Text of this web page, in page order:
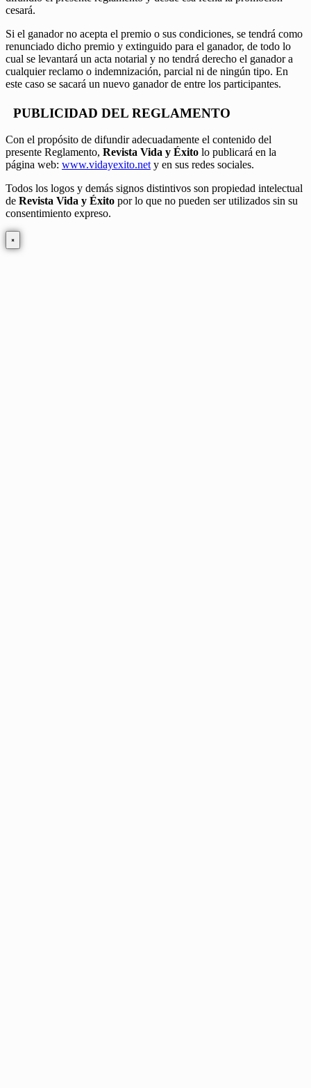
cesará.
Si el ganador no acepta el premio o sus condiciones, se tendrá como
renunciado dicho premio y extinguido para el ganador, de todo lo
cual se levantará un acta notarial y no tendrá derecho el ganador a
cualquier reclamo o indemnización, parcial ni de ningún tipo. En
este caso se sacará un nuevo ganador de entre los participantes.
PUBLICIDAD DEL REGLAMENTO
Con el propósito de difundir adecuadamente el contenido del
presente Reglamento, Revista Vida y Éxito lo publicará en la
página web: www.vidayexito.nety en sus redes sociales.
Todos los logos y demás signos distintivos son propiedad intelectual
de Revista Vida y Éxito por lo que no pueden ser utilizados sin su
consentimiento expreso.
×